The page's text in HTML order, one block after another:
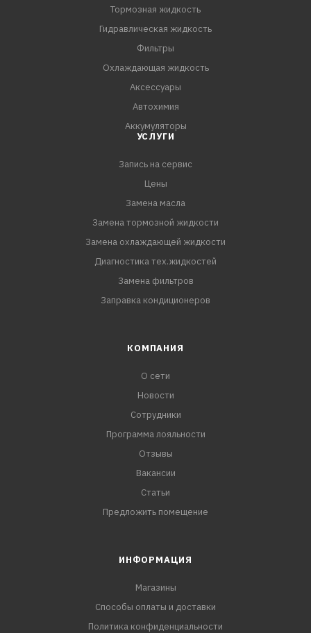
при высоких нагрузках.Тормозная жидкость
Гидравлическая жидкость
Фильтры
Охлаждающая жидкость
Аксессуары
Автохимия
Аккумуляторы
УСЛУГИ
Запись на сервис
Цены
Замена масла
Замена тормозной жидкости
Замена охлаждающей жидкости
Диагностика тех.жидкостей
Замена фильтров
Заправка кондиционеров
КОМПАНИЯ
О сети
Новости
Сотрудники
Программа лояльности
Отзывы
Вакансии
Статьи
Предложить помещение
ИНФОРМАЦИЯ
Магазины
Способы оплаты и доставки
Политика конфиденциальности